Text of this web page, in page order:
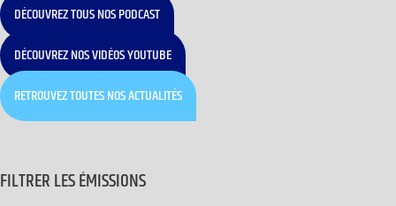
DÉCOUVREZ TOUS NOS PODCAST
DÉCOUVREZ NOS VIDÉOS YOUTUBE
RETROUVEZ TOUTES NOS ACTUALITÉS
FILTRER LES ÉMISSIONS